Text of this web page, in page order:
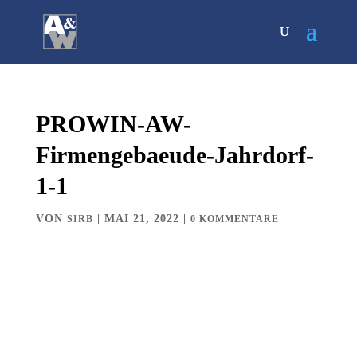
PROWIN-AW-
Firmengebaeude-Jahrdorf-
1-1
VON SIRB MAI 21, 2022 0 KOMMENTARE